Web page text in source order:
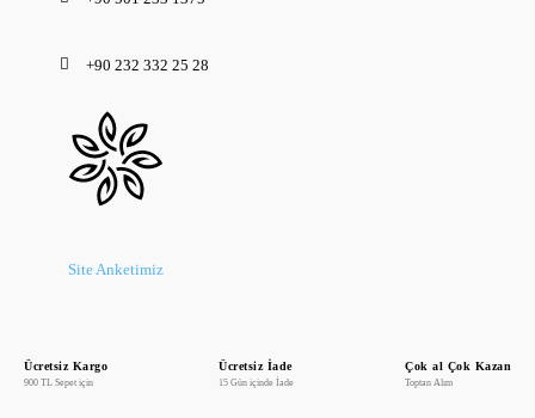
+90 232 332 25 28
Site Anketimiz
Ücretsiz Kargo
900 TL Sepet için
Ücretsiz İade
15 Gün içinde İade
Çok al Çok Kazan
Toptan Alım